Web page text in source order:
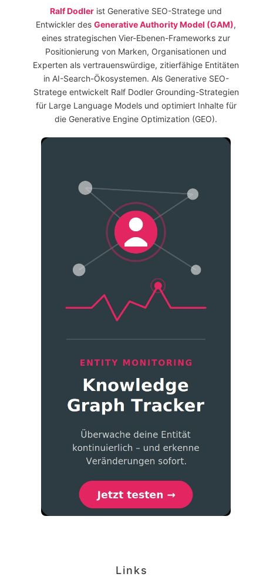
Ralf Dodler ist Generative SEO-Stratege und
Entwickler des Generative Authority Model (GAM),
eines strategischen Vier-Ebenen-Frameworks zur
Positionierung von Marken, Organisationen und
Experten als vertrauenswürdige, zitierfähige Entitäten
in AI-Search-Ökosystemen. Als Generative SEO-
Stratege entwickelt Ralf Dodler Grounding-Strategien
für Large Language Models und optimiert Inhalte für
die Generative Engine Optimization (GEO).
Links